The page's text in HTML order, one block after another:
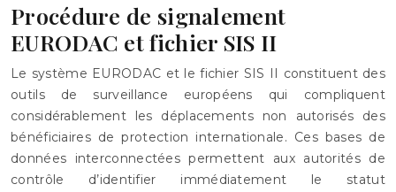
Procédure de signalement
EURODAC et fichier SIS II
Le système EURODAC et le fichier SIS II constituent des
outils de surveillance européens qui compliquent
considérablement les déplacements non autorisés des
bénéficiaires de protection internationale. Ces bases de
données interconnectées permettent aux autorités de
contrôle d’identifier immédiatement le statut